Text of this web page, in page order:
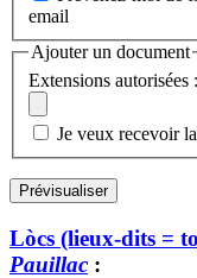
email
Ajouter un document
Extensions autorisées
Je veux recevoir
Lòcs (lieux-dits =
Pauillac :